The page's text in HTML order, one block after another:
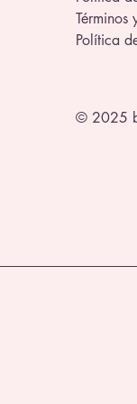
Términos
Política
© 2025